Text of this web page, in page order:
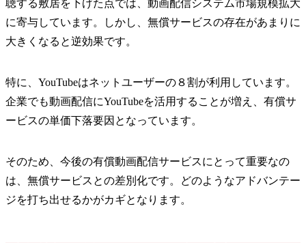
聴する敷居を下げた点では、動画配信システム市場規模拡大
に寄与しています。しかし、無償サービスの存在があまりに
大きくなると逆効果です。
特に、YouTubeはネットユーザーの８割が利用しています。
企業でも動画配信にYouTubeを活用することが増え、有償サ
ービスの単価下落要因となっています。
そのため、今後の有償動画配信サービスにとって重要なの
は、無償サービスとの差別化です。どのようなアドバンテー
ジを打ち出せるかがカギとなります。